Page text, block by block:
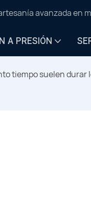
avanzada en
A PRESIÓN
tiempo suelen durar